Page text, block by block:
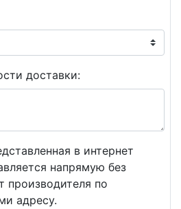
доставки:
в интернет
напрямую без
производителя по
адресу.